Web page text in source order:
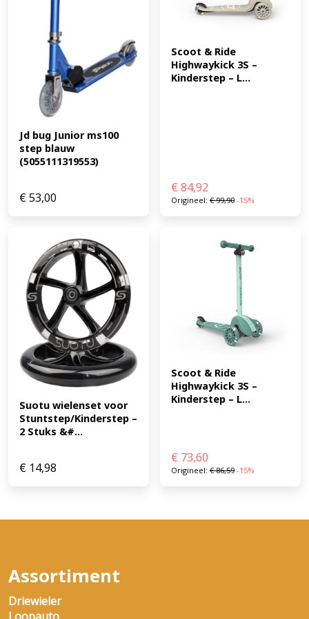
Aluminium met 2 bouten Handgrepen: TPR Maximale
belasting: 100 kg Veiligheid De Kick'n'Roll A2-180
voldoet aan de Europese veiligheidsnorm EN14619 Class
A. Geschikt voor kinderen tieners dagelijks gebruik
school en vrije tijd recreatief steppen (EAN:
6973383151086)
Jd bug Junior ms100
step blauw
(5055111319553)
€53,00
Scoot & Ride
Highwaykick 3S –
Kinderstep – L...
€ 84,92
Origineel: €99,90 -15%
Suotu wielenset voor
Stuntstep/Kinderstep –
2 Stuks &#...
€ 14,98
Scoot & Ride
Highwaykick 3S –
Kinderstep – L...
€ 73,60
Origineel: €86,59 -15%
Assortiment
Driewieler